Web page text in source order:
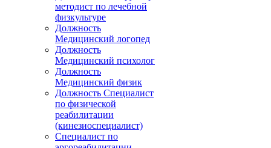
методист по лечебной
физкультуре
Должность
Медицинский логопед
Должность
Медицинский психолог
Должность
Медицинский физик
Должность Специалист
по физической
реабилитации
(кинезиоспециалист)
Специалист по